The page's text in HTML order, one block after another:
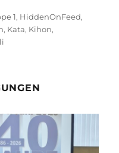
1, HiddenOnFeed,
, Kata, Kihon,